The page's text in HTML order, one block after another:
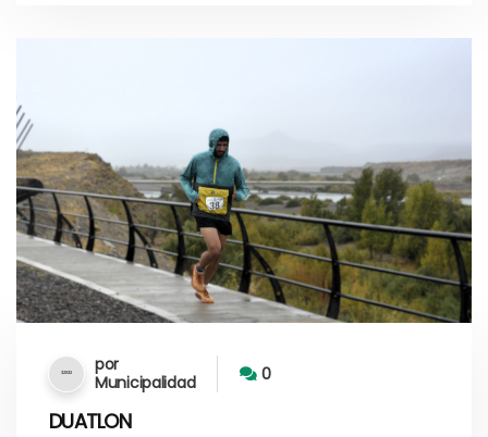
por
Municipalidad
0
DUATLON